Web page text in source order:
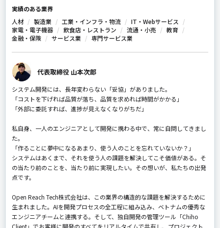
実績のある業界
人材
製造業 工業・インフラ・物流
IT・Webサービス
家電・電子機器
飲食店・レストラン 流通・小売
教育
金融・保険
サービス業 専門サービス業
代表取締役 山本次郎
システム開発には、長年変わらない「妥協」がありました。
「コストを下げれば品質が落ち、品質を求めれば時間がかかる」
「外部に委託すれば、進捗が見えなくなりがちだ」
私自身、一人のエンジニアとして開発に携わる中で、常に自問してきまし
た。
「作ることに夢中になるあまり、使う人のことを忘れていないか？」
システムはあくまで、それを使う人の課題を解決してこそ価値がある。そ
の当たり前のことを、当たり前に実現したい。その想いが、私たちの出発
点です。
Open Reach Tech株式会社は、この業界の構造的な課題を解決するために
生まれました。AIを開発プロセスの全工程に組み込み、ベトナムの優秀な
エンジニアチームと連携する。そして、独自開発の管理ツール「Chiho
Client」でお客様に開発のすべてをリアルタイムで共有し、プロジェクト